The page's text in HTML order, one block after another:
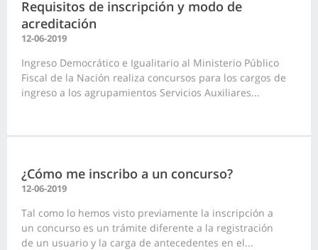
Requisitos de inscripción y modo de
acreditación
12-06-2019
Ingreso Democrático e Igualitario al Ministerio Público
Fiscal de la Nación realiza concursos para los cargos de
ingreso a los agrupamientos Servicios Auxiliares...
¿Cómo me inscribo a un concurso?
12-06-2019
Tal como lo hemos visto previamente la inscripción a
un concurso es un trámite diferente a la registración
de un usuario y la carga de antecedentes en el...